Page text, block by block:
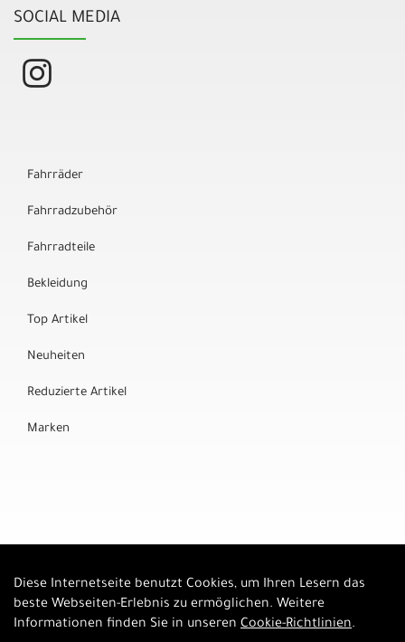
SOCIAL MEDIA
Fahrräder
Fahrradzubehör
Fahrradteile
Bekleidung
Top Artikel
Neuheiten
Reduzierte Artikel
Marken
Diese Internetseite benutzt Cookies, um Ihren Lesern das
beste Webseiten-Erlebnis zu ermöglichen. Weitere
Informationen finden Sie in unseren Cookie-Richtlinien.
Auftrag widerrufen